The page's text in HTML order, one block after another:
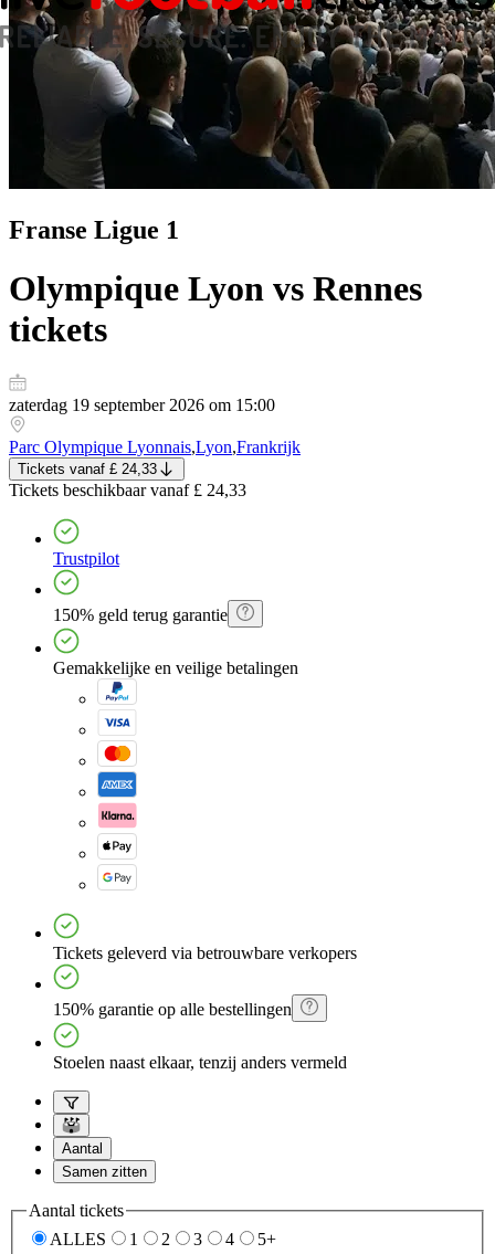
Franse Ligue 1
Olympique Lyon vs Rennes
tickets
zaterdag 19 september 2026 om 15:00
Parc Olympique Lyonnais,Lyon,Frankrijk
Tickets vanaf £ 24,33
Tickets beschikbaar vanaf £ 24,33
Trustpilot
150% geld terug garantie
Gemakkelijke en veilige betalingen
Tickets geleverd via betrouwbare verkopers
150% garantie op alle bestellingen
Stoelen naast elkaar, tenzij anders vermeld
Aantal
Samen zitten
Aantal tickets
ALLES
1 2 3 4
5+